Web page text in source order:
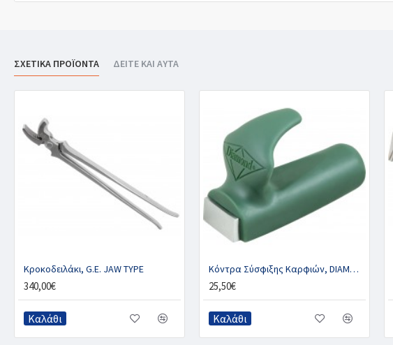
ΣΧΕΤΙΚΑ ΠΡΟΪΟΝΤΑ ΔΕΙΤΕ ΚΑΙ ΑΥΤΑ
Κροκοδειλάκι, G.E. JAW TYPE
340,00€
Καλάθι
Κόντρα Σύσφιξης Καρφιών, DIAMOND
25,50€
Καλάθι